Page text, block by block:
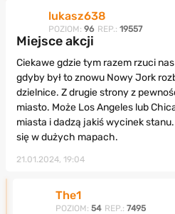
lukasz638
POZIOM: 96 REP.: 19557
Miejsce akcji
Ciekawe gdzie tym razem rzuci
gdyby był to znowu Nowy Jork
dzielnice. Z drugie strony z
miasto. Może Los Angeles lub
miasta i dadzą jakiś wycinek
się w dużych mapach.
21.01.2024, 19:04
The1
POZIOM: 54 REP.: 7495